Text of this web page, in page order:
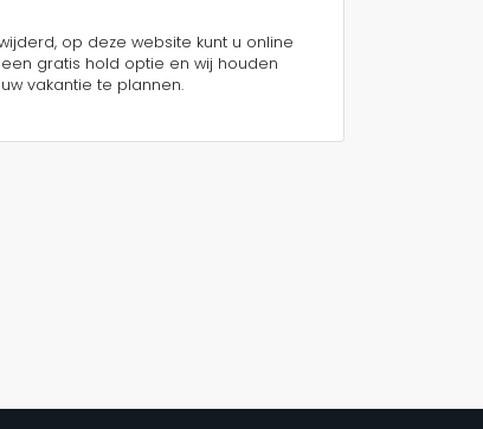
op deze website kunt u online
gratis hold optie en wij houden
vakantie te plannen.